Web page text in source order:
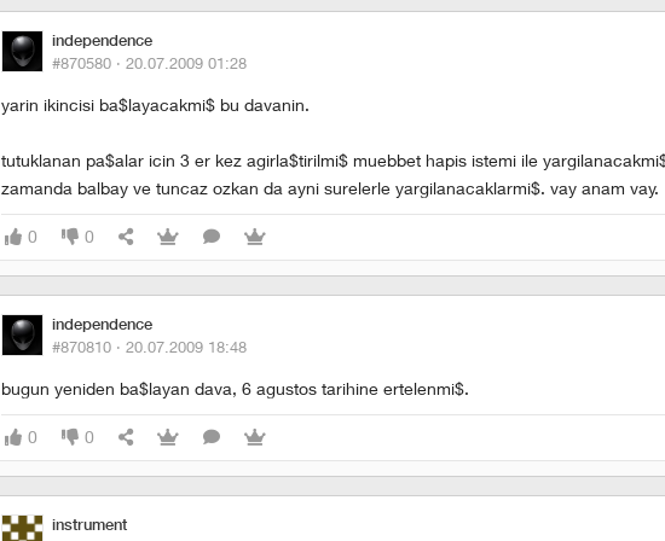
independence
#870580 · 20.07.2009 01:28
yarin ikincisi ba$layacakmi$ bu davanin.
tutuklanan pa$alar icin 3 er kez agirla$tirilmi$ muebbet hapis istemi ile
zamanda balbay ve tuncaz ozkan da ayni surelerle yargilanacaklarmi$. vay anam vay.
0 0
independence
#870810 · 20.07.2009 18:48
bugun yeniden ba$layan dava, 6 agustos tarihine ertelenmi$.
0 0
instrument